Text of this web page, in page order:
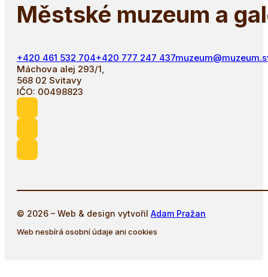
Městské muzeum a
+420 461 532 704+420 777 247 437
Máchova alej 293/1,
568 02 Svitavy
IČO: 00498823
© 2026 – Web & design vytvořil Adam Pražan
Web nesbírá osobní údaje ani cookies